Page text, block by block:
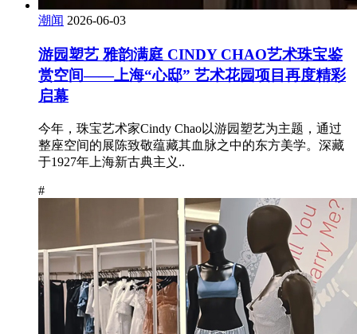
潮闻 2026-06-03
游园塑艺 雅韵满庭 CINDY CHAO艺术珠宝鉴
赏空间——上海“心邸” 艺术花园项目再度精彩
启幕
今年，珠宝艺术家Cindy Chao以游园塑艺为主题，通过
整座空间的展陈致敬蕴藏其血脉之中的东方美学。深藏
于1927年上海新古典主义..
#